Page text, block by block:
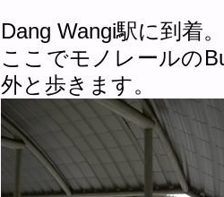
Dang Wangi駅に到着。
ここでモノレールの
外と歩きます。